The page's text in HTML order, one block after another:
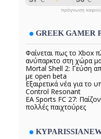
πρόγνωση
GREEK GAMER
Φαίνεται πως το Xbox
ανύπαρκτο στη χώρα
Mortal Shell 2: Γεύση
με open beta
Εξαιρετικά νέα για το
Control Resonant
EA Sports FC 27:
πολλές παιχτούρες